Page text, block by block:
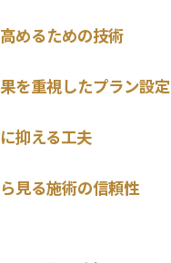
めるための技術
を重視したプラン設定
抑える工夫
見る施術の信頼性